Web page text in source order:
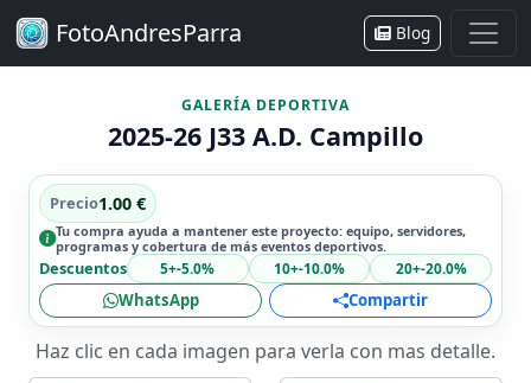
FotoAndresParra Blog
GALERÍA DEPORTIVA
2025-26 J33 A.D. Campillo
Precio1.00 €
Tu compra ayuda a mantener este proyecto: equipo, servidores,
programas y cobertura de más eventos deportivos.
Descuentos 5+-5.0% 10+-10.0% 20+-20.0%
WhatsApp Compartir
Haz clic en cada imagen para verla con mas detalle.